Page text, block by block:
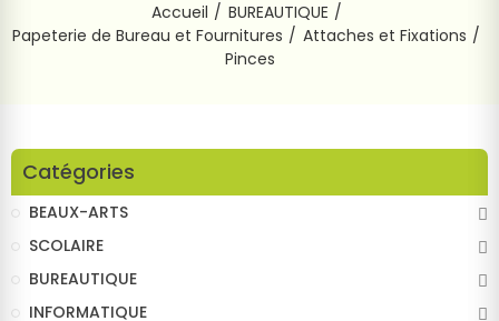
Accueil
BUREAUTIQUE
Papeterie de Bureau et Fournitures
Attaches et Fixations
Pinces
Catégories
BEAUX-ARTS
SCOLAIRE
BUREAUTIQUE
INFORMATIQUE